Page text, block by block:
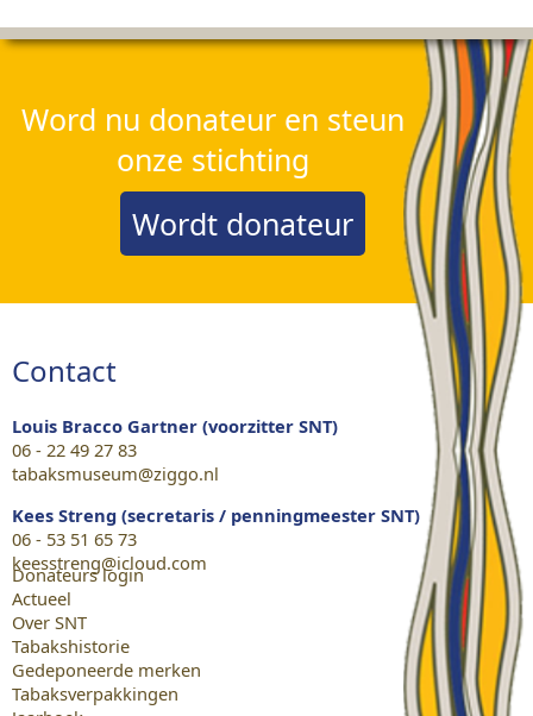
Word nu donateur en steun
onze stichting
Wordt donateur
Contact
Louis Bracco Gartner (voorzitter SNT)
06 - 22 49 27 83
tabaksmuseum@ziggo.nl
Kees Streng (secretaris / penningmeester SNT)
06 - 53 51 65 73
keesstreng@icloud.com
Donateurs login
Actueel
Over SNT
Tabakshistorie
Gedeponeerde merken
Tabaksverpakkingen